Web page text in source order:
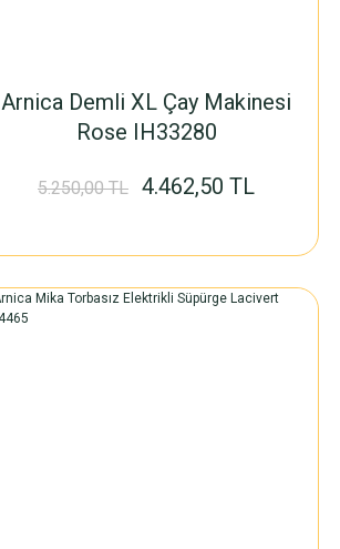
Arnica Demli XL Çay Makinesi
Rose IH33280
5.250,00 TL 4.462,50 TL